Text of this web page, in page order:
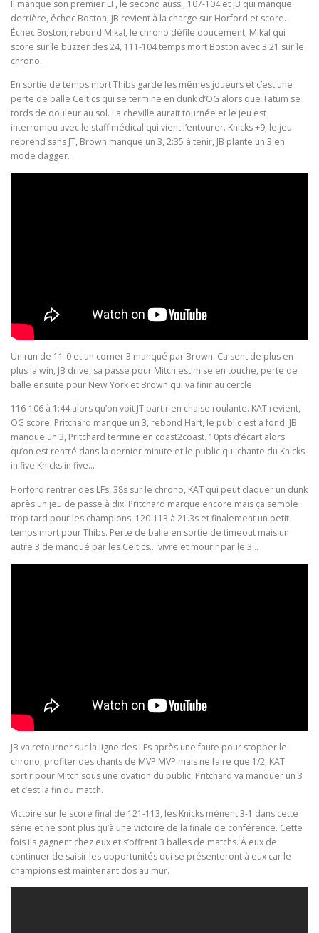
Il manque son premier LF, le second aussi, 107-104 et JB qui manque
derrière, échec Boston, JB revient à la charge sur Horford et score.
Échec Boston, rebond Mikal, le chrono défile doucement, Mikal qui
score sur le buzzer des 24, 111-104 temps mort Boston avec 3:21 sur le
chrono.
En sortie de temps mort Thibs garde les mêmes joueurs et c’est une
perte de balle Celtics qui se termine en dunk d’OG alors que Tatum se
tords de douleur au sol. La cheville aurait tournée et le jeu est
interrompu avec le staff médical qui vient l’entourer. Knicks +9, le jeu
reprend sans JT, Brown manque un 3, 2:35 à tenir, JB plante un 3 en
mode dagger.
Un run de 11-0 et un corner 3 manqué par Brown. Ca sent de plus en
plus la win, JB drive, sa passe pour Mitch est mise en touche, perte de
balle ensuite pour New York et Brown qui va finir au cercle.
116-106 à 1:44 alors qu’on voit JT partir en chaise roulante. KAT revient,
OG score, Pritchard manque un 3, rebond Hart, le public est à fond, JB
manque un 3, Pritchard termine en coast2coast. 10pts d’écart alors
qu’on est rentré dans la dernier minute et le public qui chante du Knicks
in five Knicks in five…
Horford rentrer des LFs, 38s sur le chrono, KAT qui peut claquer un dunk
après un jeu de passe à dix. Pritchard marque encore mais ça semble
trop tard pour les champions. 120-113 à 21.3s et finalement un petit
temps mort pour Thibs. Perte de balle en sortie de timeout mais un
autre 3 de manqué par les Celtics… vivre et mourir par le 3…
JB va retourner sur la ligne des LFs après une faute pour stopper le
chrono, profiter des chants de MVP MVP mais ne faire que 1/2, KAT
sortir pour Mitch sous une ovation du public, Pritchard va manquer un 3
et c’est la fin du match.
Victoire sur le score final de 121-113, les Knicks mènent 3-1 dans cette
série et ne sont plus qu’à une victoire de la finale de conférence. Cette
fois ils gagnent chez eux et s’offrent 3 balles de matchs. À eux de
continuer de saisir les opportunités qui se présenteront à eux car le
champions est maintenant dos au mur.